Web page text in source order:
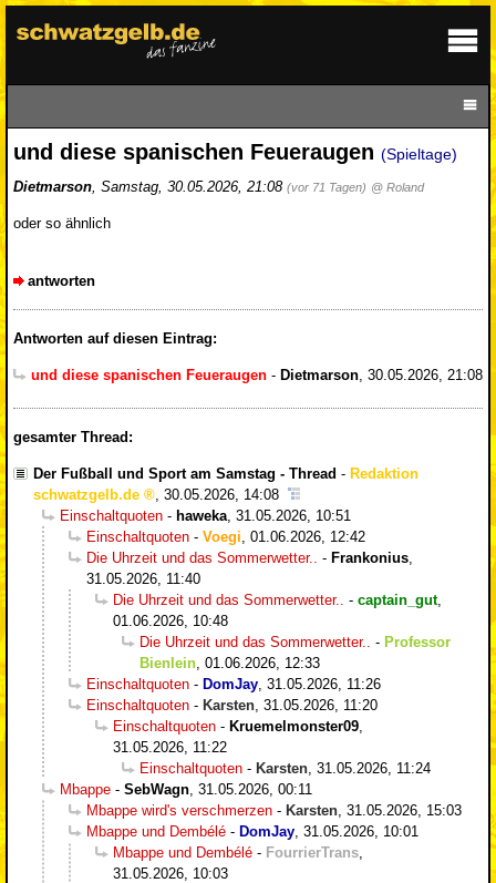
und diese spanischen Feueraugen (Spieltage)
Dietmarson, Samstag, 30.05.2026, 21:08 (vor 71 Tagen) @ Roland
oder so ähnlich
antworten
Antworten auf diesen Eintrag:
und diese spanischen Feueraugen - Dietmarson, 30.05.2026, 21:08
gesamter Thread:
Der Fußball und Sport am Samstag - Thread - Redaktion
schwatzgelb.de
30.05.2026, 14:08
Einschaltquoten - haweka 31.05.2026, 10:51
Einschaltquoten - Voegi 01.06.2026, 12:42
Die Uhrzeit und das Sommerwetter..
- Frankonius
31.05.2026, 11:40
Die Uhrzeit und das Sommerwetter..
- captain_gut,
01.06.2026, 10:48
Die Uhrzeit und das Sommerwetter..
- Professor
Bienlein 01.06.2026, 12:33
Einschaltquoten - DomJay 31.05.2026, 11:26
Einschaltquoten - Karsten 31.05.2026, 11:20
Einschaltquoten - Kruemelmonster09
31.05.2026, 11:22
Einschaltquoten - Karsten 31.05.2026, 11:24
Mbappe - SebWagn 31.05.2026, 00:11
Mbappe wird's verschmerzen - Karsten 31.05.2026, 15:03
Mbappe und Dembélé - DomJay 31.05.2026, 10:01
Mbappe und Dembélé - FourrierTrans
31.05.2026, 10:03